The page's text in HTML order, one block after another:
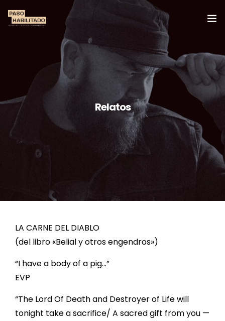
Secciones
Equipo
Relatos
LA CARNE DEL DIABLO
(del libro «Belial y otros engendros»)
“I have a body of a pig…”
EVP
“The Lord Of Death and Destroyer of Life will
tonight take a sacrifice/ A sacred gift from you —